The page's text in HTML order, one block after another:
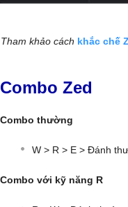
Tham khảo cách khắc chế
Combo Zed
Combo thường
W > R > E > Đánh
Combo với kỹ năng R